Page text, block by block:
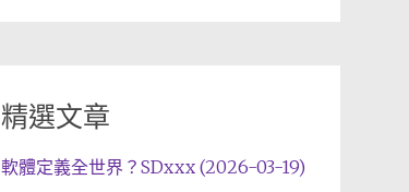
精選文章
軟體定義全世界？SDxxx (2026-03-19)